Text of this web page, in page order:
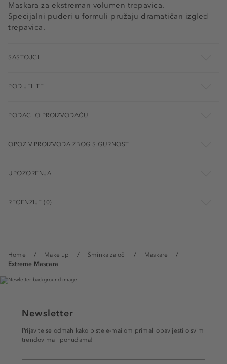
Home Make up Šminka za oči
Maskare
Extreme Mascara
Maskara za ekstreman volumen trepavica.
Specijalni puderi u formuli pružaju dramatičan izgled
trepavica.
SASTOJCI
PODIJELITE
PODACI O PROIZVOĐAČU
OPOZIV PROIZVODA ZBOG SIGURNOSTI
UPOZORENJA
RECENZIJE (0)
Newsletter
Prijavite se odmah kako biste e-mailom primali obavijesti o svim
trendovima i ponudama!